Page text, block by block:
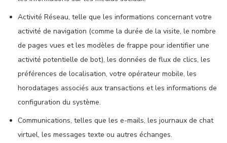
Activité Réseau, telle que les informations concernant votre
activité de navigation (comme la durée de la visite, le nombre
de pages vues et les modèles de frappe pour identifier une
activité potentielle de bot), les données de flux de clics, les
préférences de localisation, votre opérateur mobile, les
horodatages associés aux transactions et les informations de
configuration du système.
Communications, telles que les e-mails, les journaux de chat
virtuel, les messages texte ou autres échanges.